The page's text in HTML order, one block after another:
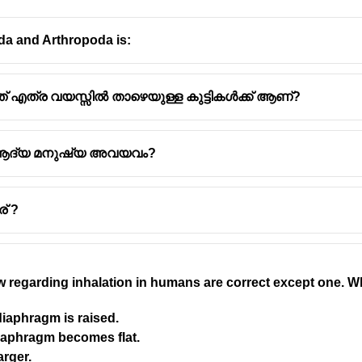
and Arthropoda is:
വയസ്സിൽ താഴെയുള്ള കുട്ടികൾക്ക് ആണ്?
ആദ്യ മനുഷ്യ അവയവം?
?
regarding inhalation in humans are correct except one.
is raised.
becomes flat.